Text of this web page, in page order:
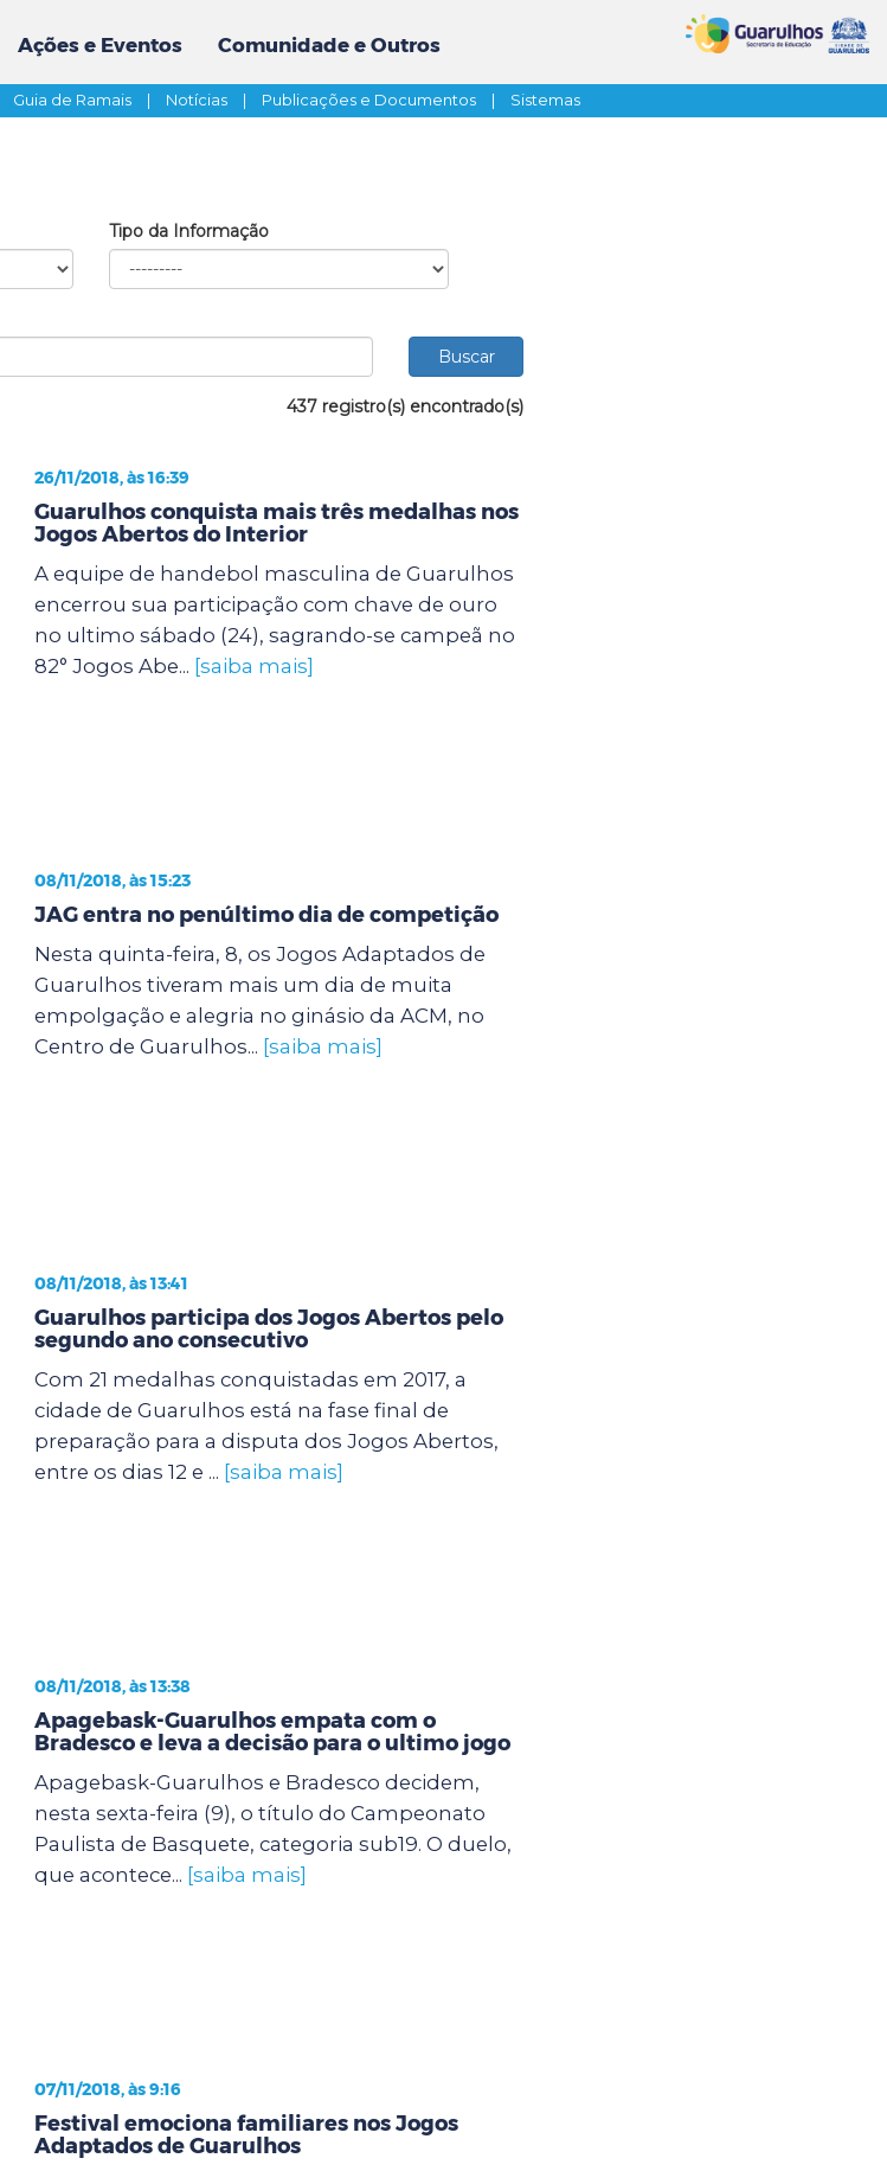
Ações e Eventos Comunidade e Outros
Guia de Ramais | Notícias | Publicações e Documentos | Sistemas
Tipo da Informação
437 registro(s) encontrado(s)
26/11/2018, às 16:39
Guarulhos conquista mais três medalhas nos
Jogos Abertos do Interior
A equipe de handebol masculina de Guarulhos
encerrou sua participação com chave de ouro
no ultimo sábado (24), sagrando-se campeã no
82° Jogos Abe... [saiba mais]
08/11/2018, às 15:23
JAG entra no penúltimo dia de competição
Nesta quinta-feira, 8, os Jogos Adaptados de
Guarulhos tiveram mais um dia de muita
empolgação e alegria no ginásio da ACM, no
Centro de Guarulhos... [saiba mais]
08/11/2018, às 13:41
Guarulhos participa dos Jogos Abertos pelo
segundo ano consecutivo
Com 21 medalhas conquistadas em 2017, a
cidade de Guarulhos está na fase final de
preparação para a disputa dos Jogos Abertos,
entre os dias 12 e ... [saiba mais]
08/11/2018, às 13:38
Apagebask-Guarulhos empata com o
Bradesco e leva a decisão para o ultimo jogo
Apagebask-Guarulhos e Bradesco decidem,
nesta sexta-feira (9), o título do Campeonato
Paulista de Basquete, categoria sub19. O duelo,
que acontece... [saiba mais]
07/11/2018, às 9:16
Festival emociona familiares nos Jogos
Adaptados de Guarulhos